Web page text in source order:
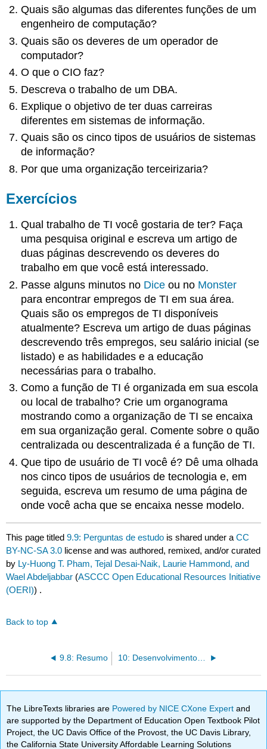
Quais são algumas das diferentes funções de um
engenheiro de computação?
Quais são os deveres de um operador de
computador?
O que o CIO faz?
Descreva o trabalho de um DBA.
Explique o objetivo de ter duas carreiras
diferentes em sistemas de informação.
Quais são os cinco tipos de usuários de sistemas
de informação?
Por que uma organização terceirizaria?
Exercícios
Qual trabalho de TI você gostaria de ter? Faça
uma pesquisa original e escreva um artigo de
duas páginas descrevendo os deveres do
trabalho em que você está interessado.
Passe alguns minutos no Dice ou no Monster
para encontrar empregos de TI em sua área.
Quais são os empregos de TI disponíveis
atualmente? Escreva um artigo de duas páginas
descrevendo três empregos, seu salário inicial (se
listado) e as habilidades e a educação
necessárias para o trabalho.
Como a função de TI é organizada em sua escola
ou local de trabalho? Crie um organograma
mostrando como a organização de TI se encaixa
em sua organização geral. Comente sobre o quão
centralizada ou descentralizada é a função de TI.
Que tipo de usuário de TI você é? Dê uma olhada
nos cinco tipos de usuários de tecnologia e, em
seguida, escreva um resumo de uma página de
onde você acha que se encaixa nesse modelo.
This page titled9.9: Perguntas de estudo is shared under aCC
BY-NC-SA 3.0 license and was authored, remixed, and/or curated
by Ly-Huong T. Pham, Tejal Desai-Naik, Laurie Hammond, and
Wael Abdeljabbar (ASCCC Open Educational Resources Initiative
(OERI)) .
Back to top
9.8: Resumo 10: Desenvolvimento de Sistemas de Informação
The LibreTexts libraries are Powered by NICE CXone Expertand
are supported by the Department of Education Open Textbook Pilot
Project, the UC Davis Office of the Provost, the UC Davis Library,
the California State University Affordable Learning Solutions